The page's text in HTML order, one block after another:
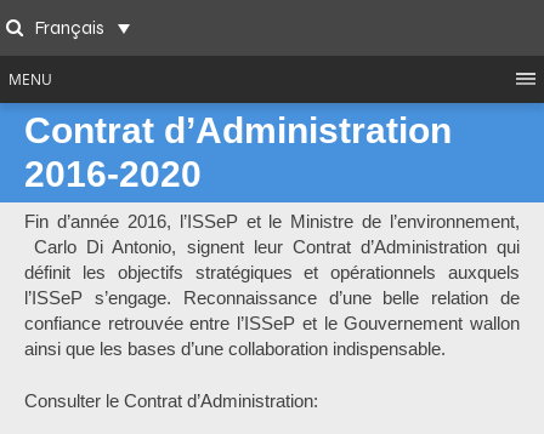
to
content
SearchFrançais
MENU
Contrat d’Administration
2016-2020
Fin d’année 2016, l’ISSeP et le Ministre de l’environnement,
Carlo Di Antonio, signent leur Contrat d’Administration qui
définit les objectifs stratégiques et opérationnels auxquels
l’ISSeP s’engage. Reconnaissance d’une belle relation de
confiance retrouvée entre l’ISSeP et le Gouvernement wallon
ainsi que les bases d’une collaboration indispensable.
Consulter le Contrat d’Administration: